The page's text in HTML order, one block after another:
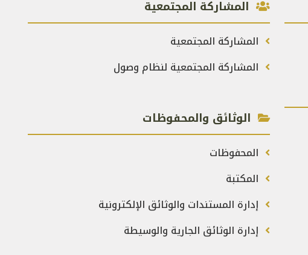
المشاركة المجتمعية
المشاركة المجتمعية
المشاركة المجتمعية لنظام وصول
الوثائق والمحفوظات
المحفوظات
المكتبة
إدارة المستندات والوثائق الإلكترونية
إدارة الوثائق الجارية والوسيطة